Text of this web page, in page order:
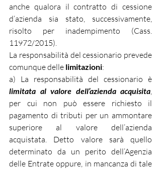
anche qualora il contratto di cessione
d‘azienda sia stato, successivamente,
risolto per inadempimento (Cass.
11972/2015).
La responsabilità del cessionario prevede
comunque delle limitazioni:
limitata al valore dell’azienda acquisita,
per cui non può essere richiesto il
pagamento di tributi per un ammontare
superiore al valore dell’azienda
acquistata. Detto valore sarà quello
determinato da un perito dell’Agenzia
delle Entrate oppure, in mancanza di tale